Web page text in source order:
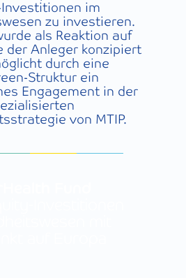
im
zu investieren.
als Reaktion auf
der Anleger konzipiert
durch eine
Struktur ein
Engagement in der
von MTIP.